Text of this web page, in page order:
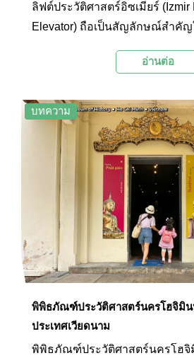
ลิฟต์ประวัติศาสตร์อิซเมียร์ (Izmir
Elevator) ถือเป็นสัญลักษณ์สำคัญ
แล้ว ที่นี่ยังกลายเป็นสถานที่ท่องเ
อ่านต่อ
บทความ
พิพิธภัณฑ์ประวัติศาสตร์นครโฮจิมิน
ประเทศเวียดนาม
พิพิธภัณฑ์ประวัติศาสตร์นครโฮจิ